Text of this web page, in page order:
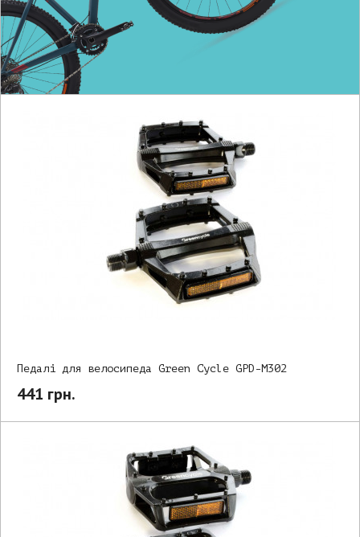
Педалі для велосипеда Green Cycle GPD-M302
441 грн.